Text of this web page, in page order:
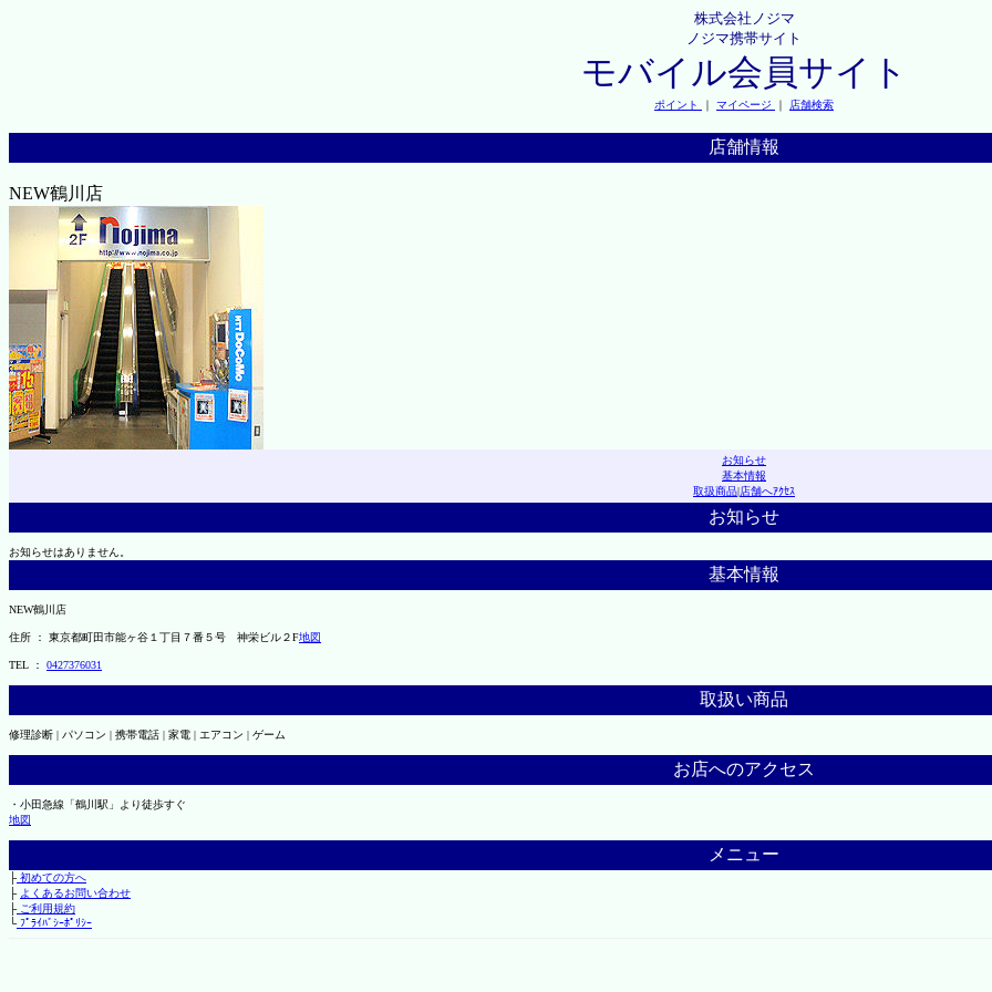
株式会社ノジマ
ノジマ携帯サイト
モバイル会員サイト
ポイント ｜ マイページ ｜ 店舗検索
店舗情報
NEW鶴川店
お知らせ
基本情報
取扱商品|店舗へｱｸｾｽ
お知らせ
お知らせはありません。
基本情報
NEW鶴川店
住所 ： 東京都町田市能ヶ谷１丁目７番５号 神栄ビル２F地図
TEL ： 0427376031
取扱い商品
修理診断 | パソコン | 携帯電話 | 家電 | エアコン | ゲーム
お店へのアクセス
・小田急線「鶴川駅」より徒歩すぐ
地図
メニュー
├初めての方へ
├ よくあるお問い合わせ
├ご利用規約
└ﾌﾟﾗｲﾊﾞｼｰﾎﾟﾘｼｰ